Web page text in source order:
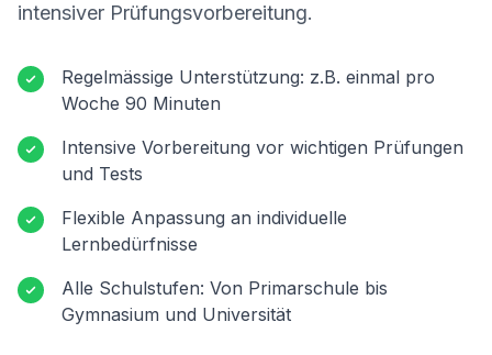
intensiver Prüfungsvorbereitung.
Regelmässige Unterstützung: z.B. einmal pro
Woche 90 Minuten
Intensive Vorbereitung vor wichtigen Prüfungen
und Tests
Flexible Anpassung an individuelle
Lernbedürfnisse
Alle Schulstufen: Von Primarschule bis
Gymnasium und Universität